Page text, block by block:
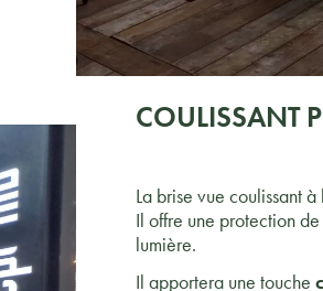
COULISSANT
La brise vue coulissant
Il offre une protection de
lumière.
Il apportera une touche